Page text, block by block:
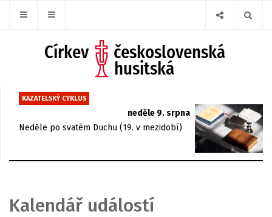
KAZATELSKÝ CYKLUS
neděle 9. srpna
Neděle po svatém Duchu (19. v mezidobí)
Kalendář událostí